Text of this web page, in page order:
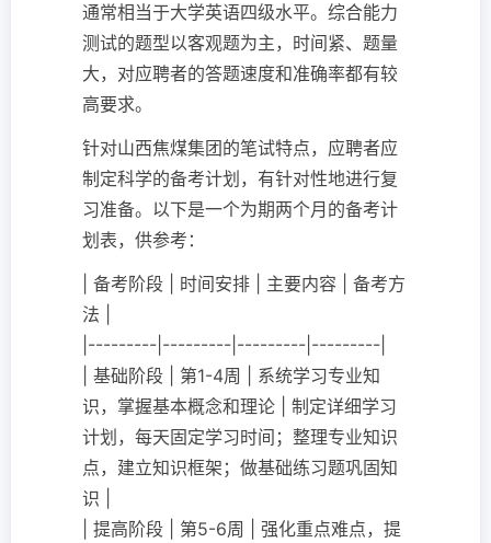
通常相当于大学英语四级水平。综合能力
测试的题型以客观题为主，时间紧、题量
大，对应聘者的答题速度和准确率都有较
高要求。
针对山西焦煤集团的笔试特点，应聘者应
制定科学的备考计划，有针对性地进行复
习准备。以下是一个为期两个月的备考计
划表，供参考：
| 备考阶段 | 时间安排 | 主要内容 | 备考方
法 |
|---------|---------|---------|---------|
| 基础阶段 | 第1-4周 | 系统学习专业知
识，掌握基本概念和理论 | 制定详细学习
计划，每天固定学习时间；整理专业知识
点，建立知识框架；做基础练习题巩固知
识 |
| 提高阶段 | 第5-6周 | 强化重点难点，提